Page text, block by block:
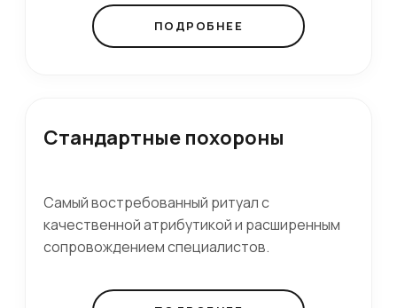
ПОДРОБНЕЕ
Стандартные похороны
Самый востребованный ритуал с
качественной атрибутикой и расширенным
сопровождением специалистов.